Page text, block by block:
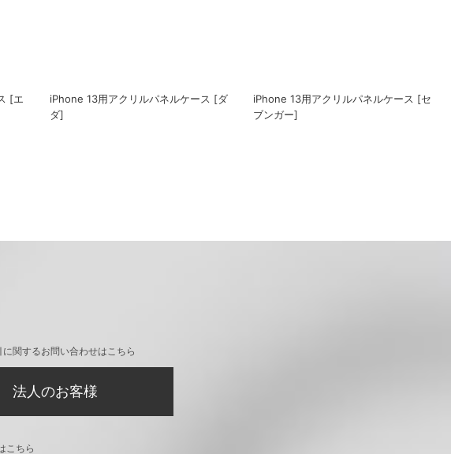
iPhone 13用アクリルパネルケース [ダ
ダ]
iPhone 13用アクリルパネルケース [セ
ブンガー]